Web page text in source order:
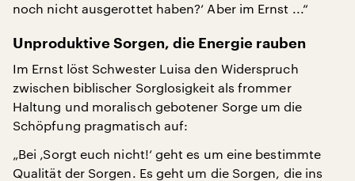
noch nicht ausgerottet haben?‘ Aber im Ernst ...“
Unproduktive Sorgen, die Energie rauben
Im Ernst löst Schwester Luisa den Widerspruch
zwischen biblischer Sorglosigkeit als frommer
Haltung und moralisch gebotener Sorge um die
Schöpfung pragmatisch auf:
„Bei ‚Sorgt euch nicht!‘ geht es um eine bestimmte
Qualität der Sorgen. Es geht um die Sorgen, die ins